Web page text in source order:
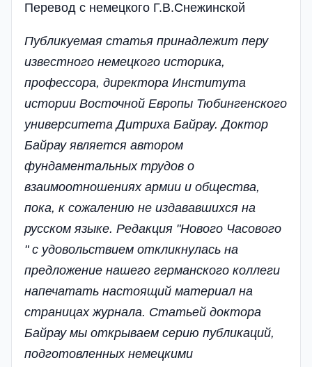
Перевод с немецкого Г.В.Снежинской
Публикуемая статья принадлежит перу
известного немецкого историка,
профессора, директора Института
истории Восточной Европы Тюбингенского
университета Дитриха Байрау. Доктор
Байрау является автором
фундаментальных трудов о
взаимоотношениях армии и общества,
пока, к сожалению не издававшихся на
русском языке. Редакция "Нового Часового
" с удовольствием откликнулась на
предложение нашего германского коллеги
напечатать настоящий материал на
страницах журнала. Статьей доктора
Байрау мы открываем серию публикаций,
подготовленных немецкими